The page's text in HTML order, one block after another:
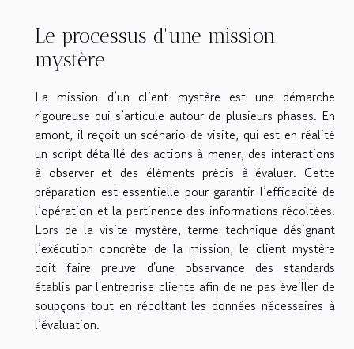
Le processus d'une mission
mystère
La mission d’un client mystère est une démarche
rigoureuse qui s’articule autour de plusieurs phases. En
amont, il reçoit un scénario de visite, qui est en réalité
un script détaillé des actions à mener, des interactions
à observer et des éléments précis à évaluer. Cette
préparation est essentielle pour garantir l’efficacité de
l’opération et la pertinence des informations récoltées.
Lors de la visite mystère, terme technique désignant
l’exécution concrète de la mission, le client mystère
doit faire preuve d'une observance des standards
établis par l'entreprise cliente afin de ne pas éveiller de
soupçons tout en récoltant les données nécessaires à
l’évaluation.